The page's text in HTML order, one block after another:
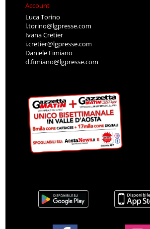
Account
Luca Torino
l.torino@lgpresse.com
Ivana Cretier
i.cretier@lgpresse.com
Daniele Fimiano
d.fimiano@lgpresse.com